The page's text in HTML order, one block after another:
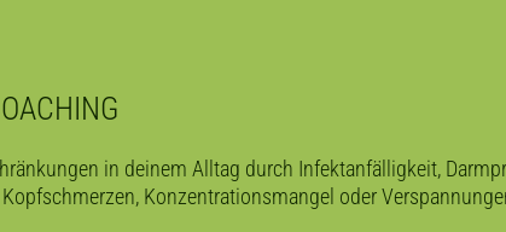
in deinem Alltag durch Infektanfälligkeit,
Konzentrationsmangel oder